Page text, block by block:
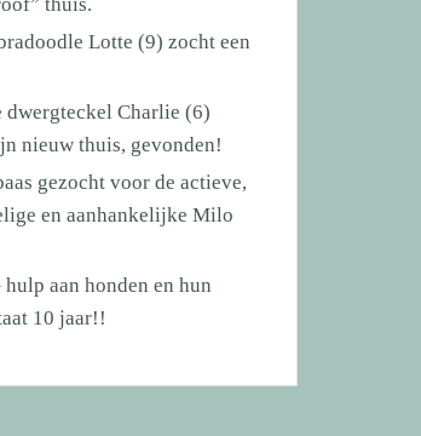
Lotte (9) zocht een
dwergteckel Charlie (6)
nieuw thuis, gevonden!
gezocht voor de actieve,
en aanhankelijke Milo
aan honden en hun
10 jaar!!